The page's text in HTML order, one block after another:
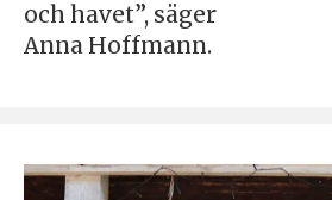
och havet”, säger
Anna Hoffmann.